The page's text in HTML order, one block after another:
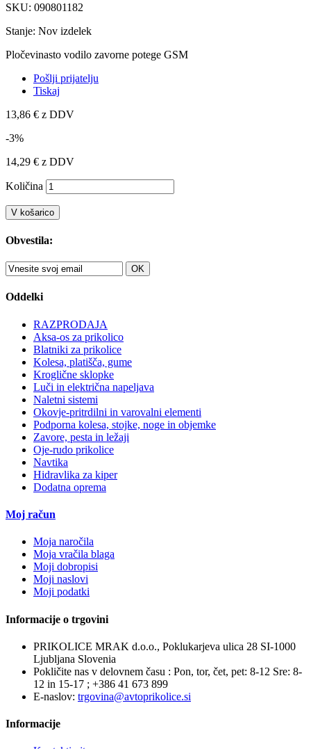
SKU: 090801182
Stanje: Nov izdelek
Pločevinasto vodilo zavorne potege GSM
Pošlji prijatelju
Tiskaj
13,86 € z DDV
-3%
14,29 € z DDV
Količina
V košarico
Obvestila:
OK
Oddelki
RAZPRODAJA
Aksa-os za prikolico
Blatniki za prikolice
Kolesa, platišča, gume
Kroglične sklopke
Luči in električna napeljava
Naletni sistemi
Okovje-pritrdilni in varovalni elementi
Podporna kolesa, stojke, noge in objemke
Zavore, pesta in ležaji
Oje-rudo prikolice
Navtika
Hidravlika za kiper
Dodatna oprema
Moj račun
Moja naročila
Moja vračila blaga
Moji dobropisi
Moji naslovi
Moji podatki
Informacije o trgovini
PRIKOLICE MRAK d.o.o., Poklukarjeva ulica 28 SI-1000
Ljubljana Slovenia
Pokličite nas v delovnem času : Pon, tor, čet, pet: 8-12 Sre: 8-
12 in 15-17 ; +386 41 673 899
E-naslov: trgovina@avtoprikolice.si
Informacije